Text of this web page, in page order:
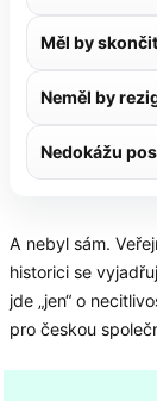
Měl by
Neměl by
Nedokážu
A nebyl sám.
historici se
jde „jen“ o
pro českou